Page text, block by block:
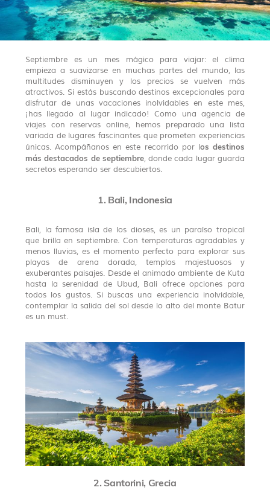
Septiembre es un mes mágico para viajar: el clima
empieza a suavizarse en muchas partes del mundo, las
multitudes disminuyen y los precios se vuelven más
atractivos. Si estás buscando destinos excepcionales para
disfrutar de unas vacaciones inolvidables en este mes,
¡has llegado al lugar indicado! Como una agencia de
viajes con reservas online, hemos preparado una lista
variada de lugares fascinantes que prometen experiencias
únicas. Acompáñanos en este recorrido por los destinos
más destacados de septiembre, donde cada lugar guarda
secretos esperando ser descubiertos.
1. Bali, Indonesia
Bali, la famosa isla de los dioses, es un paraíso tropical
que brilla en septiembre. Con temperaturas agradables y
menos lluvias, es el momento perfecto para explorar sus
playas de arena dorada, templos majestuosos y
exuberantes paisajes. Desde el animado ambiente de Kuta
hasta la serenidad de Ubud, Bali ofrece opciones para
todos los gustos. Si buscas una experiencia inolvidable,
contemplar la salida del sol desde lo alto del monte Batur
es un must.
2. Santorini, Grecia